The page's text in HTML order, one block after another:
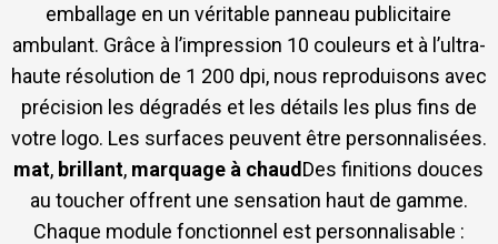
emballage en un véritable panneau publicitaire
ambulant. Grâce à l’impression 10 couleurs et à l’ultra-
haute résolution de 1 200 dpi, nous reproduisons avec
précision les dégradés et les détails les plus fins de
votre logo. Les surfaces peuvent être personnalisées.
mat, brillant, marquage à chaudDes finitions douces
au toucher offrent une sensation haut de gamme.
Chaque module fonctionnel est personnalisable :